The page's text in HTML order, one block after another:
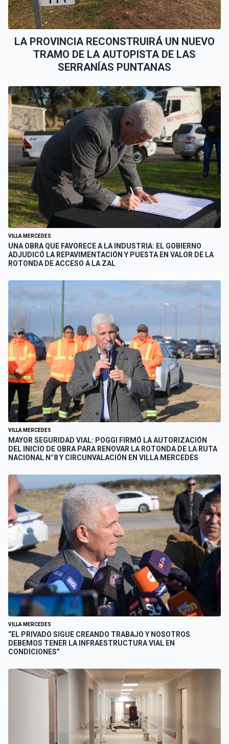
LA PROVINCIA RECONSTRUIRÁ UN NUEVO
TRAMO DE LA AUTOPISTA DE LAS
SERRANÍAS PUNTANAS
VILLA MERCEDES
UNA OBRA QUE FAVORECE A LA INDUSTRIA: EL GOBIERNO
ADJUDICÓ LA REPAVIMENTACIÓN Y PUESTA EN VALOR DE LA
ROTONDA DE ACCESO A LA ZAL
VILLA MERCEDES
MAYOR SEGURIDAD VIAL: POGGI FIRMÓ LA AUTORIZACIÓN
DEL INICIO DE OBRA PARA RENOVAR LA ROTONDA DE LA RUTA
NACIONAL N°8 Y CIRCUNVALACIÓN EN VILLA MERCEDES
VILLA MERCEDES
“EL PRIVADO SIGUE CREANDO TRABAJO Y NOSOTROS
DEBEMOS TENER LA INFRAESTRUCTURA VIAL EN
CONDICIONES”